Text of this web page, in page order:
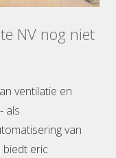
NV nog niet
ventilatie en
als
van
biedt eric